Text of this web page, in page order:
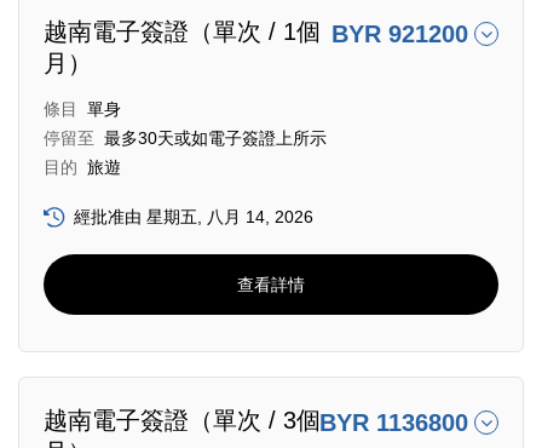
越南電子簽證（單次 / 1個
月）
BYR 921200
條目
單身
停留至 最多30天或如電子簽證上所示
目的 旅遊
經批准由 星期五, 八月 14, 2026
查看詳情
越南電子簽證（單次 / 3個BYR 1136800